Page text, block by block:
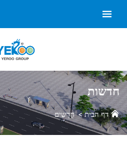
חדשות
דף הבית>חֲדָשִים